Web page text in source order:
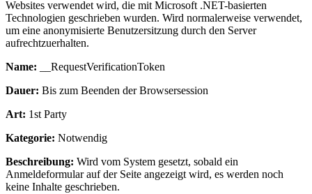
Websites verwendet wird, die mit Microsoft .NET-basierten
Technologien geschrieben wurden. Wird normalerweise verwendet,
um eine anonymisierte Benutzersitzung durch den Server
aufrechtzuerhalten.
Name: __RequestVerificationToken
Dauer: Bis zum Beenden der Browsersession
Art: 1st Party
Kategorie: Notwendig
Beschreibung: Wird vom System gesetzt, sobald ein
Anmeldeformular auf der Seite angezeigt wird, es werden noch
keine Inhalte geschrieben.